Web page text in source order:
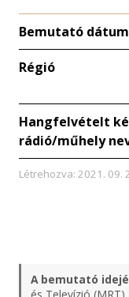
Bemutató
Régió
Hangfelvételt
rádió/műhely
Létrehozva: 2021. 09.
A bemutató